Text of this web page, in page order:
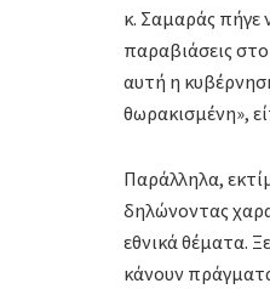
κ. Σαμαράς πήγε
παραβιάσεις
αυτή η
θωρακισμένη»,
Παράλληλα,
δηλώνοντας
εθνικά θέματα.
κάνουν